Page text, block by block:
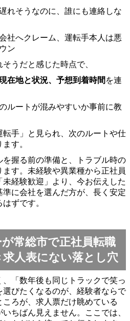
れそうなのに、誰にも連絡しな
社へクレーム、運転手本人は悪
ン
うだと感じた時点で、
在地と状況、予想到着時間 を連
ルートが混みやすいか事前に教
手」と見られ、次のルートや仕
す。
握る前の準備と、トラブル時の
す。未経験や異業種から正社員
経験歓迎」より、今お伝えした
に会社を選んだ方が、長く安定
ずです。
常総市で正社員転職
人表にない落とし穴
「数年後も同じトラックで笑っ
びたくなるのが、経験者ならで
ろが、求人票だけ眺めている
ちばん見えません。ここでは、